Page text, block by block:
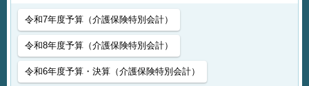
令和7年度予算（介護保険特別会計）
令和8年度予算（介護保険特別会計）
令和6年度予算・決算（介護保険特別会計）